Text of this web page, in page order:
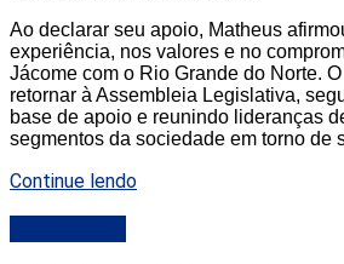
Ao declarar seu apoio, Matheus
experiência, nos valores e no
Jácome com o Rio Grande do Norte.
retornar à Assembleia Legislativa,
base de apoio e reunindo lideranças
segmentos da sociedade em torno de
Continue lendo